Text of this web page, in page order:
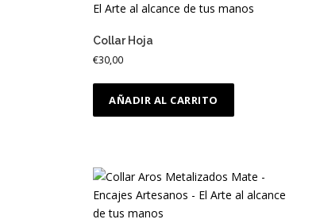
Collar Hoja
€30,00
AÑADIR AL CARRITO